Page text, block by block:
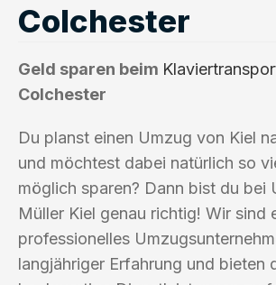
Colchester
Geld sparen beim
Colchester
Du planst einen Umzug von Kiel
und möchtest dabei natürlich so
möglich sparen? Dann bist du bei
Müller Kiel genau richtig! Wir sind
professionelles
langjähriger Erfahrung und bieten